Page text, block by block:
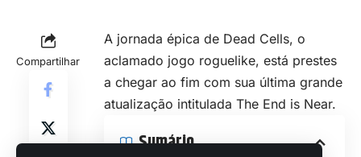
Compartilhar
A jornada épica de Dead Cells, o
aclamado jogo roguelike, está prestes
a chegar ao fim com sua última grande
atualização intitulada The End is Near.
Sumário